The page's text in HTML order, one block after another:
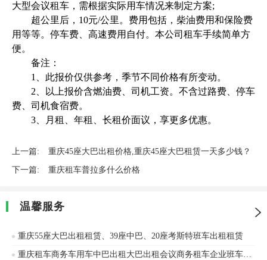
大型会议租车，需根据实际用车情况来制定方案;
超公里后，10元/公里。费用包括，柴油费用和保险费
用等等。停车费、高速费用自付。本公司租车手续简单方
便。
备注：
1、此报价仅供参考，季节不同价格有所变动。
2、以上报价含燃油费、司机工资。不含过路费、停车
费、司机食宿费。
3、月租、年租、长租价面议，享更多优惠。
上一篇: 重庆45座大巴出租价格,重庆45座大巴租赁一天多少钱？
下一篇: 重庆租车普拉多什么价格
温馨服务
重庆55座大巴出租租赁、39座中巴、20座考斯特班车出租租赁
重庆租车商务车用车中巴出租大巴出租会议商务租车企业班车旅游包车